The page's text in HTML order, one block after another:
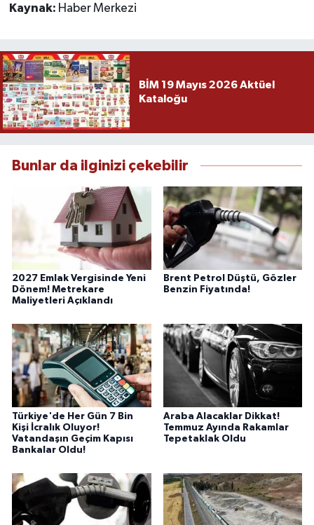
Kaynak: Haber Merkezi
BİM 19 Mayıs 2026 Aktüel
Kataloğu
Bunlar da ilginizi çekebilir
2027 Emlak Vergisinde Yeni
Dönem! Metrekare
Maliyetleri Açıklandı
Brent Petrol Düştü, Gözler
Benzin Fiyatında!
Türkiye'de Her Gün 7 Bin
Kişi İcralık Oluyor!
Vatandaşın Geçim Kapısı
Bankalar Oldu!
Araba Alacaklar Dikkat!
Temmuz Ayında Rakamlar
Tepetaklak Oldu